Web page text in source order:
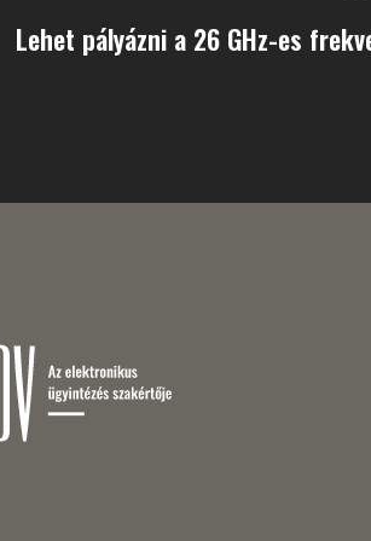
Lehet pályázni a 26 GHz-es